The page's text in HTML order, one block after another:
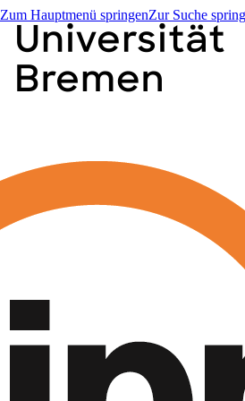
Zum Hauptmenü springenZur Suche